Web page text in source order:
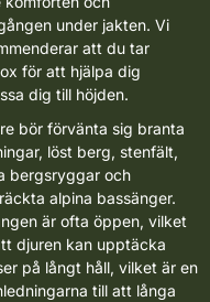
under jakten. Vi
att du tar
för att hjälpa dig
dig till höjden.
bör förvänta sig branta
löst berg, stenfält,
bergsryggar och
alpina bassänger.
är ofta öppen, vilket
djuren kan upptäcka
på långt håll, vilket är en
till att långa